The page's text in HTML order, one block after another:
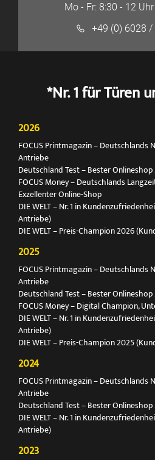
Mo - Fr: 8:30 - 12
+49 (0) 6028
*Nr. 1 für Türen
2026
FOCUS Printmagazin – Deutschlands
Antriebe
Deutschland Test – Bester
FOCUS Money – Deutschlands
Exzellenter Online-Shop
DIE WELT – Nr. 1 in
Antriebe)
DIE WELT – Preis-Champion 2026
2025
FOCUS Printmagazin – Deutschlands
Antriebe
Deutschland Test – Bester
FOCUS Money – Digital Champion,
DIE WELT – Nr. 1 in
Antriebe)
DIE WELT – Preis-Champion 2025
2024
FOCUS Printmagazin – Deutschlands
Antriebe
Deutschland Test – Bester Onlineshop
DIE WELT – Nr. 1 in
Antriebe)
2023